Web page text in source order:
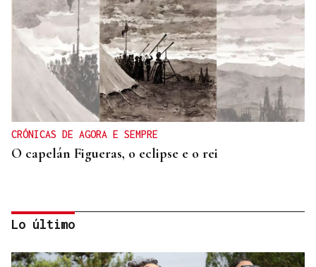
CRÓNICAS DE AGORA E SEMPRE
O capelán Figueras, o eclipse e o rei
Lo último